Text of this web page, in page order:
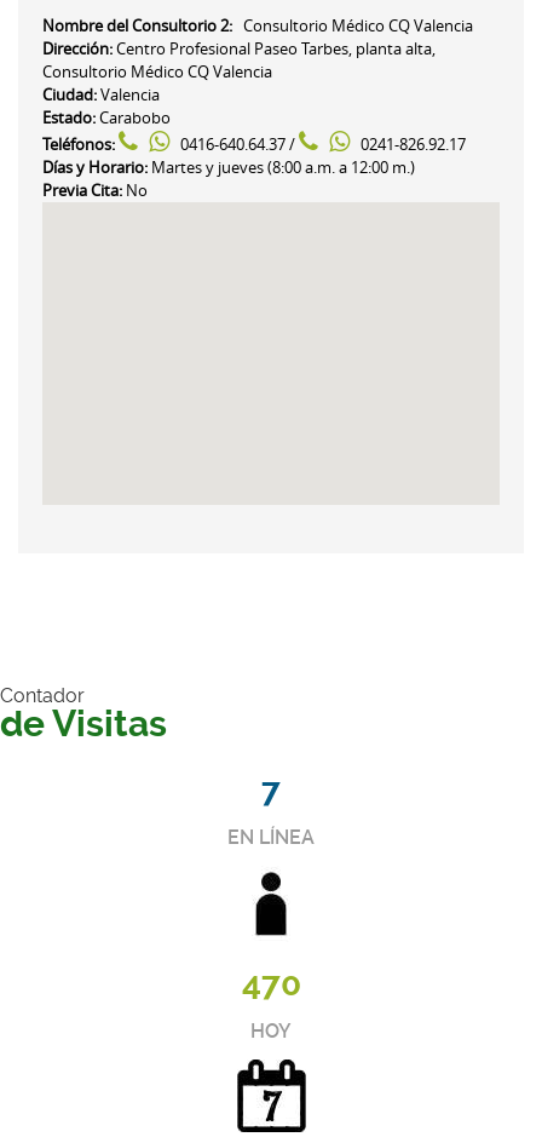
Nombre del Consultorio 2: Consultorio Médico CQ Valencia
Dirección:Centro Profesional Paseo Tarbes, planta alta,
Consultorio Médico CQ Valencia
Ciudad:Valencia
Estado:Carabobo
Teléfonos:
0416-640.64.37 /
0241-826.92.17
Días y Horario: Martes y jueves (8:00 a.m. a 12:00 m.)
Previa Cita: No
Contador
de Visitas
7
EN LÍNEA
470
HOY